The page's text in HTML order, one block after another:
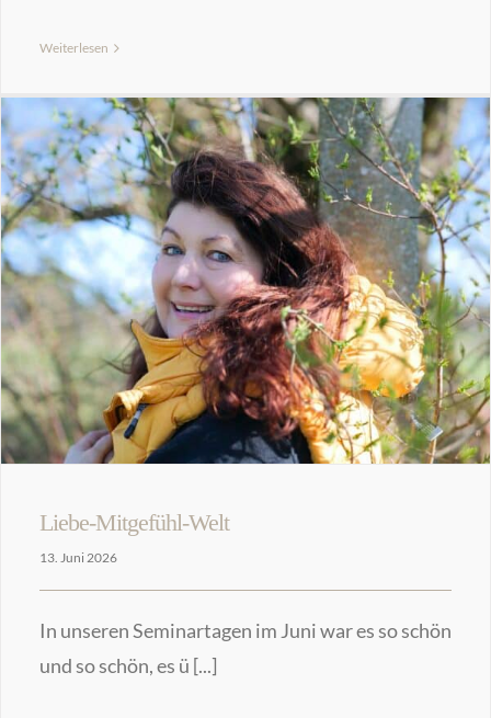
Weiterlesen
Liebe-Mitgefühl-Welt
13. Juni 2026
In unseren Seminartagen im Juni war es so schön
und so schön, es ü [...]